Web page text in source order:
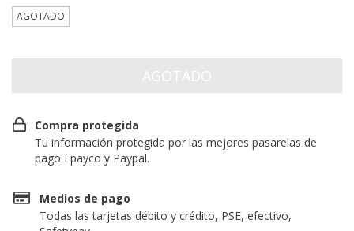
AGOTADO
Compra protegida
Tu información protegida por las mejores pasarelas de
pago Epayco y Paypal.
Medios de pago
Todas las tarjetas débito y crédito, PSE, efectivo,